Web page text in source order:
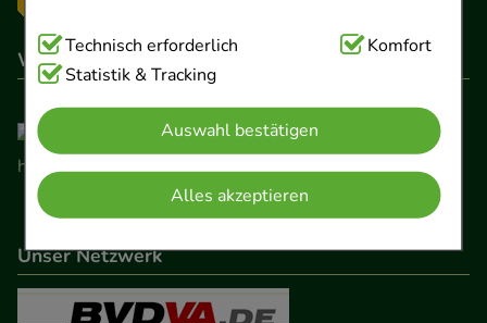
Technisch Notwendig:Hierbei handelt es sich um
Cookies, die für die Grundfunktionen unserer
Website notwendig sind (z.B. Navigation,
Warenkorb, Kundenkonto), weshalb auf diese nicht
verzichtet werden kann.
Komfort:Diese Cookies werden genutzt um das
Einkaufserlebnis noch ansprechender zu gestalten,
beispielsweise für die Wiedererkennung des
Besuchers oder unsere Seite an bevorzugte
Technisch erforderlich
Komfort
Statistik & Tracking
Auswahl bestätigen
Alles akzeptieren
Wir sind hier gelistet
Unser Netzwerk